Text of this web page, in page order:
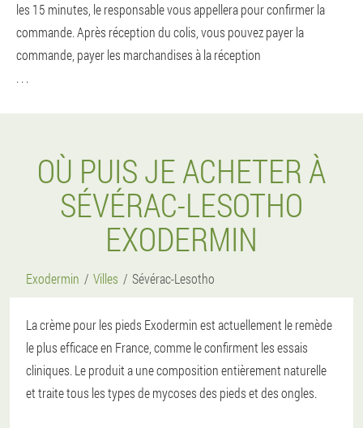
les 15 minutes, le responsable vous appellera pour confirmer la
commande. Après réception du colis, vous pouvez payer la
commande, payer les marchandises à la réception
. . .
OÙ PUIS JE ACHETER À
SÉVÉRAC-LESOTHO
EXODERMIN
Exodermin Villes Sévérac-Lesotho
La crème pour les pieds Exodermin est actuellement le remède
le plus efficace en France, comme le confirment les essais
cliniques. Le produit a une composition entièrement naturelle
et traite tous les types de mycoses des pieds et des ongles.